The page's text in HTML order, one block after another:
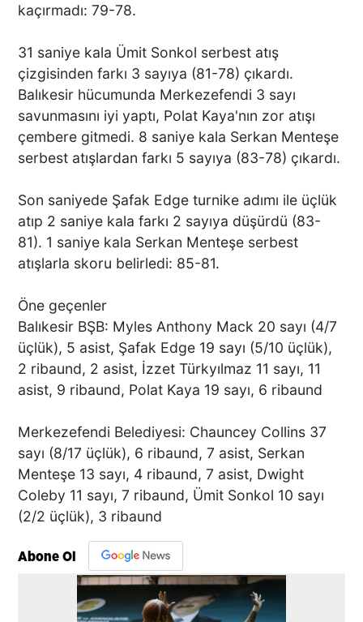
kaçırmadı: 79-78.
31 saniye kala Ümit Sonkol serbest atış
çizgisinden farkı 3 sayıya (81-78) çıkardı.
Balıkesir hücumunda Merkezefendi 3 sayı
savunmasını iyi yaptı, Polat Kaya'nın zor atışı
çembere gitmedi. 8 saniye kala Serkan Menteşe
serbest atışlardan farkı 5 sayıya (83-78) çıkardı.
Son saniyede Şafak Edge turnike adımı ile üçlük
atıp 2 saniye kala farkı 2 sayıya düşürdü (83-
81). 1 saniye kala Serkan Menteşe serbest
atışlarla skoru belirledi: 85-81.
Öne geçenler
Balıkesir BŞB: Myles Anthony Mack 20 sayı (4/7
üçlük), 5 asist, Şafak Edge 19 sayı (5/10 üçlük),
2 ribaund, 2 asist, İzzet Türkyılmaz 11 sayı, 11
asist, 9 ribaund, Polat Kaya 19 sayı, 6 ribaund
Merkezefendi Belediyesi: Chauncey Collins 37
sayı (8/17 üçlük), 6 ribaund, 7 asist, Serkan
Menteşe 13 sayı, 4 ribaund, 7 asist, Dwight
Coleby 11 sayı, 7 ribaund, Ümit Sonkol 10 sayı
(2/2 üçlük), 3 ribaund
Abone Ol